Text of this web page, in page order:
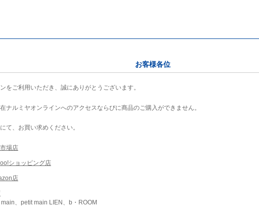
お客様各位
をご利用いただき、誠にありがとうございます。
ナルミヤオンラインへのアクセスならびに商品のご購入ができません。
て、お買い求めください。
場店
ショッピング店
店
、petit main LIEN、b・ROOM